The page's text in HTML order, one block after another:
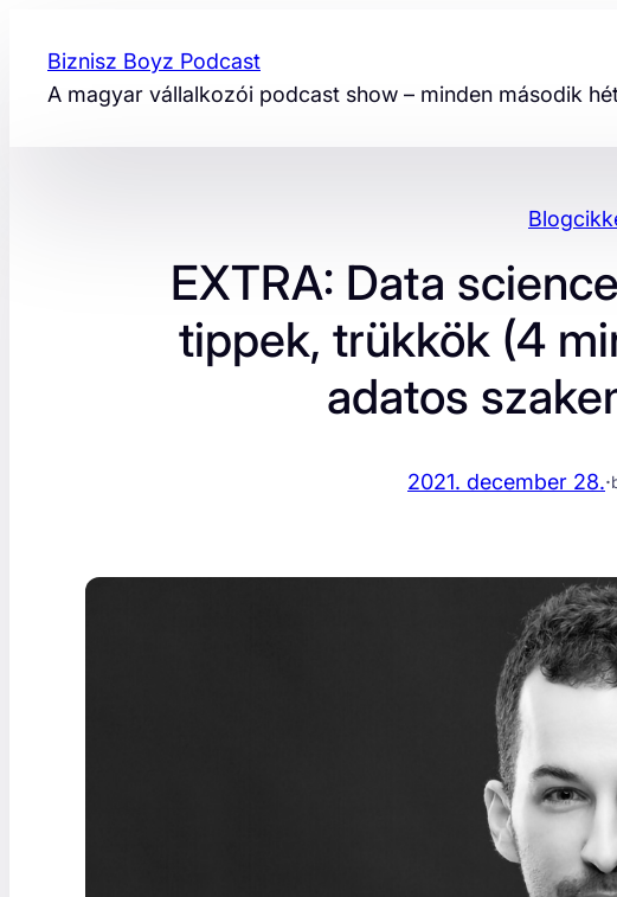
tartalomhoz
Biznisz Boyz Podcast
A magyar vállalkozói podcast show – minden második
EXTRA: Data
tippek, trükkök (4
adatos
2021. december 28.·